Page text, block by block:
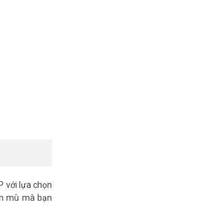
với lựa chọn
mù mà bạn